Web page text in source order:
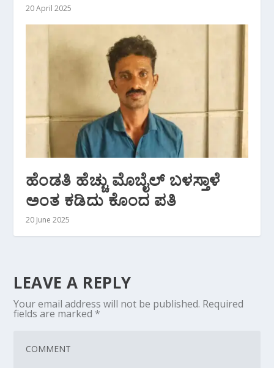
20 April 2025
ಹೆಂಡತಿ ಹೆಚ್ಚು ಮೊಬೈಲ್ ಬಳಸ್ತಾಳೆ
ಅಂತ ಕಡಿದು ಕೊಂದ ಪತಿ
20 June 2025
LEAVE A REPLY
Your email address will not be published. Required
fields are marked *